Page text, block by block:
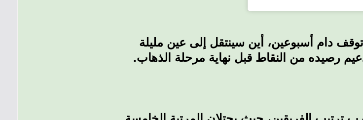
دام أسبوعين، أين سينتقل إلى عين مليلة
رصيده من النقاط قبل نهاية مرحلة الذهاب.